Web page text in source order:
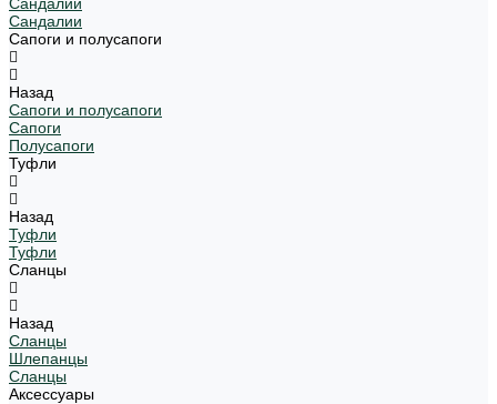
Сандалии
Сапоги и полусапоги
Назад
Сапоги и полусапоги
Сапоги
Полусапоги
Туфли
Назад
Туфли
Туфли
Сланцы
Назад
Сланцы
Шлепанцы
Сланцы
Аксессуары